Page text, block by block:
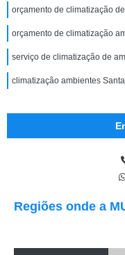
orçamento de climatização
orçamento de climatização
serviço de climatização de
climatização ambientes Santa
Regiões onde a